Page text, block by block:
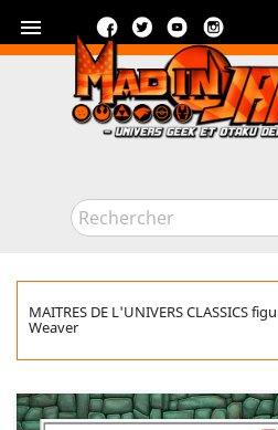
 FacebookTwitterYouTube
MAITRES DE L'UNIVERS CLASSICS
Weaver